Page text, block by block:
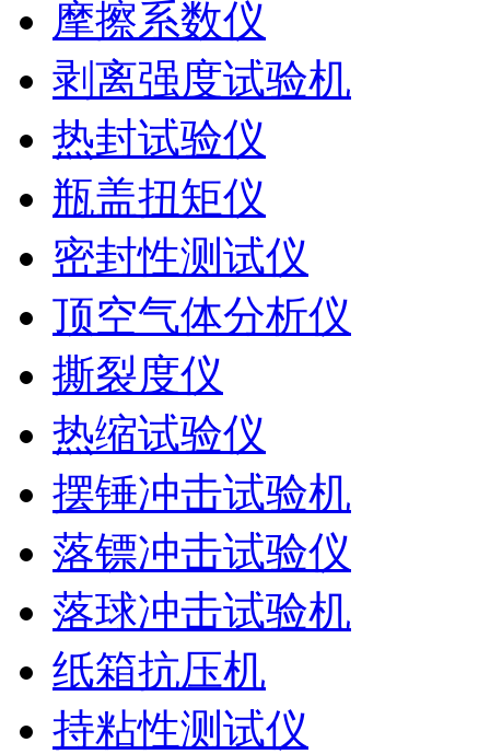
摩擦系数仪
剥离强度试验机
热封试验仪
瓶盖扭矩仪
密封性测试仪
顶空气体分析仪
撕裂度仪
热缩试验仪
摆锤冲击试验机
落镖冲击试验仪
落球冲击试验机
纸箱抗压机
持粘性测试仪